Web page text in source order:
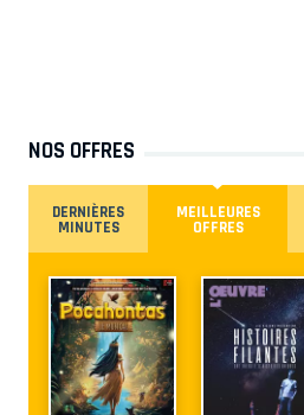
NOS OFFRES
DERNIÈRES
MINUTES
MEILLEURES
OFFRES